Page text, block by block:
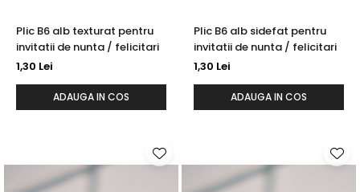
Plic B6 alb texturat pentru
invitatii de nunta / felicitari
1,30 Lei
ADAUGA IN COS
Plic B6 alb sidefat pentru
invitatii de nunta / felicitari
1,30 Lei
ADAUGA IN COS